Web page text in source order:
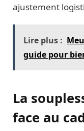
ajustement
Lire plus :
guide pour
La
face au